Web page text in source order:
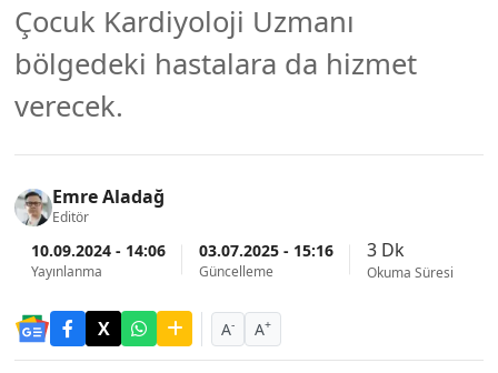
Çocuk Kardiyoloji Uzmanı
bölgedeki hastalara da hizmet
verecek.
Emre Aladağ
Editör
10.09.2024 - 14:06
Yayınlanma
03.07.2025 - 15:16
Güncelleme
3 Dk
Okuma Süresi
A- A+